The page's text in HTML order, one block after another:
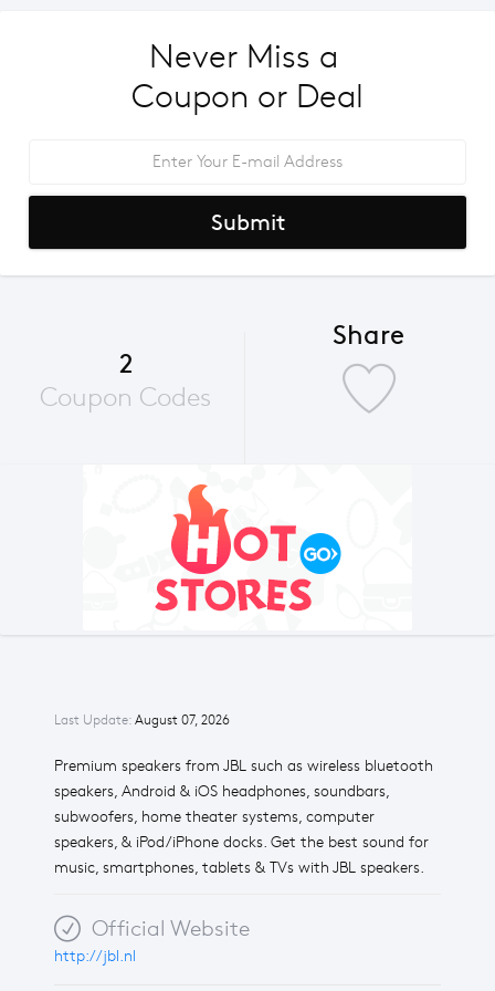
Last Update: August 07, 2026
Premium speakers from JBL such as wireless bluetooth
speakers, Android & iOS headphones, soundbars,
subwoofers, home theater systems, computer
speakers, & iPod/iPhone docks. Get the best sound for
music, smartphones, tablets & TVs with JBL speakers.
Official Website
http://jbl.nl
Never Miss a
Coupon or Deal
Submit
2
Coupon Codes
Share